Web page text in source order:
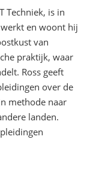
Techniek, is in
en woont hij
van
praktijk, waar
Ross geeft
over de
methode naar
landen.